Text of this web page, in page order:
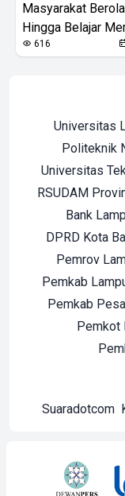
Masyarakat
Hingga Belajar
616
Universitas
Politeknik
Universitas
RSUDAM
Bank
DPRD Kota
Pemrov
Pemkab
Pemkab
Pemkot
Suaradotcom